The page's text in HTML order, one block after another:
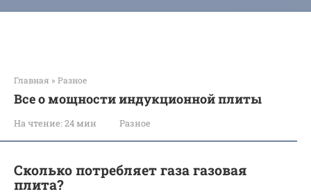
Главная » Разное
Все о мощности индукционной плиты
На чтение: 24 мин Разное
Сколько потребляет газа газовая
плита?